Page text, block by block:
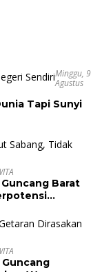
Minggu, 9
Agustus
Tapi Sunyi
Barat